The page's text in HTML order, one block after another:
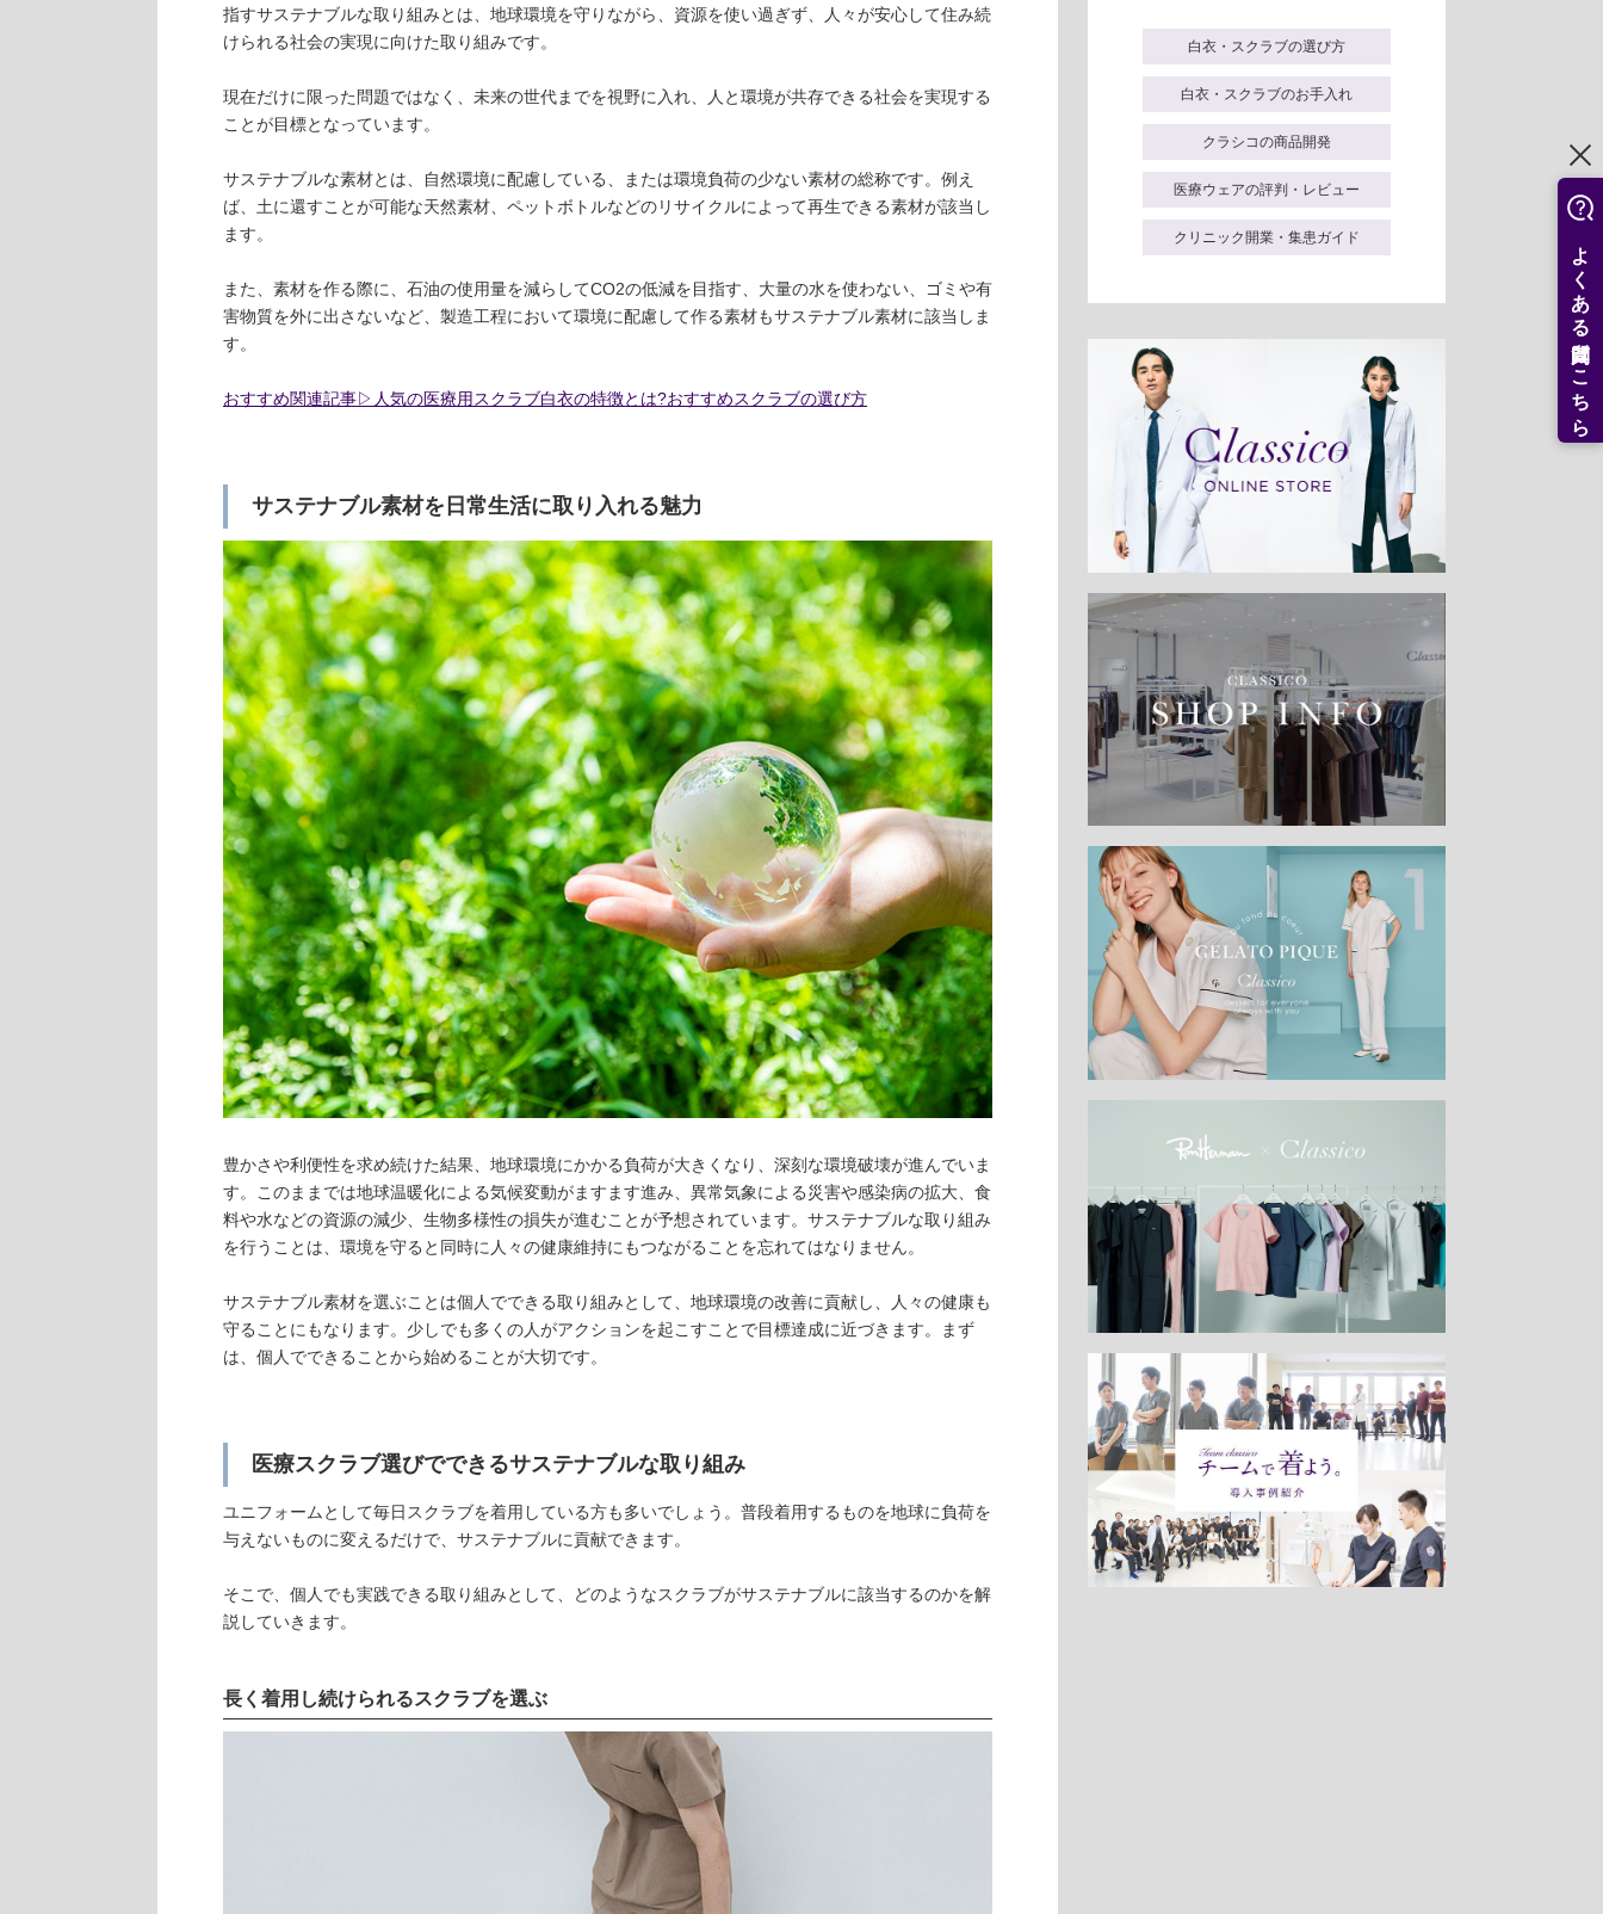
よくある質問はこちら
指すサステナブルな取り組みとは、地球環境を守りながら、資源を使い過ぎず、人々が安心して住み続
けられる社会の実現に向けた取り組みです。
現在だけに限った問題ではなく、未来の世代までを視野に入れ、人と環境が共存できる社会を実現する
ことが目標となっています。
サステナブルな素材とは、自然環境に配慮している、または環境負荷の少ない素材の総称です。例え
ば、土に還すことが可能な天然素材、ペットボトルなどのリサイクルによって再生できる素材が該当し
ます。
また、素材を作る際に、石油の使用量を減らしてCO2の低減を目指す、大量の水を使わない、ゴミや有
害物質を外に出さないなど、製造工程において環境に配慮して作る素材もサステナブル素材に該当しま
す。
おすすめ関連記事▷人気の医療用スクラブ白衣の特徴とは?おすすめスクラブの選び方
サステナブル素材を日常生活に取り入れる魅力
豊かさや利便性を求め続けた結果、地球環境にかかる負荷が大きくなり、深刻な環境破壊が進んでいま
す。このままでは地球温暖化による気候変動がますます進み、異常気象による災害や感染病の拡大、食
料や水などの資源の減少、生物多様性の損失が進むことが予想されています。サステナブルな取り組み
を行うことは、環境を守ると同時に人々の健康維持にもつながることを忘れてはなりません。
サステナブル素材を選ぶことは個人でできる取り組みとして、地球環境の改善に貢献し、人々の健康も
守ることにもなります。少しでも多くの人がアクションを起こすことで目標達成に近づきます。まず
は、個人でできることから始めることが大切です。
医療スクラブ選びでできるサステナブルな取り組み
ユニフォームとして毎日スクラブを着用している方も多いでしょう。普段着用するものを地球に負荷を
与えないものに変えるだけで、サステナブルに貢献できます。
そこで、個人でも実践できる取り組みとして、どのようなスクラブがサステナブルに該当するのかを解
説していきます。
長く着用し続けられるスクラブを選ぶ
白衣・スクラブの選び方
白衣・スクラブのお手入れ
クラシコの商品開発
医療ウェアの評判・レビュー
クリニック開業・集患ガイド